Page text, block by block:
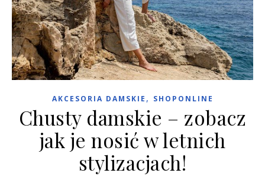
AKCESORIA DAMSKIE , SHOPONLINE
Chusty damskie – zobacz
jak je nosić w letnich
stylizacjach!